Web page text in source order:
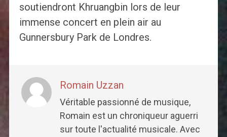
soutiendront Khruangbin lors de leur
immense concert en plein air au
Gunnersbury Park de Londres.
Romain Uzzan
Véritable passionné de musique,
Romain est un chroniqueur aguerri
sur toute l'actualité musicale. Avec